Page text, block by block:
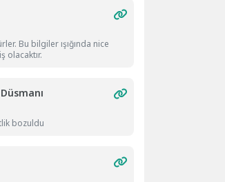
Bu bilgiler ışığında nice
olacaktır.
bozuldu